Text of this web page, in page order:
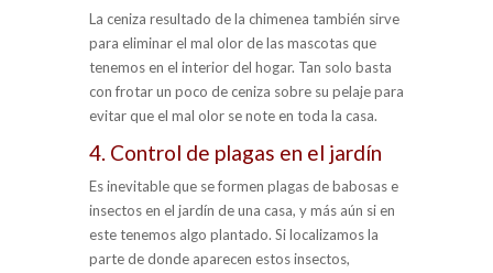
La ceniza resultado de la chimenea también sirve
para eliminar el mal olor de las mascotas que
tenemos en el interior del hogar. Tan solo basta
con frotar un poco de ceniza sobre su pelaje para
evitar que el mal olor se note en toda la casa.
4. Control de plagas en el jardín
Es inevitable que se formen plagas de babosas e
insectos en el jardín de una casa, y más aún si en
este tenemos algo plantado. Si localizamos la
parte de donde aparecen estos insectos,